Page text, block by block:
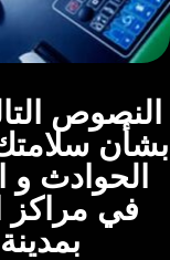
النصوص
بشأن
الحوادث و
في مراكز